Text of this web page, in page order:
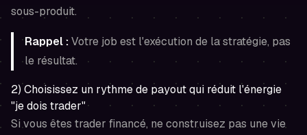
sous-produit.
Rappel :Votre job est l'exécution de la stratégie, pas
le résultat.
2) Choisissez un rythme de payout qui réduit l'énergie
"je dois trader"
Si vous êtes trader financé, ne construisez pas une vie